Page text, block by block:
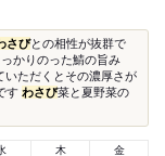
さびとの相性が抜群で
かりのった鯖の旨み
いただくとその濃厚さが
す わさび菜と夏野菜の
木 金